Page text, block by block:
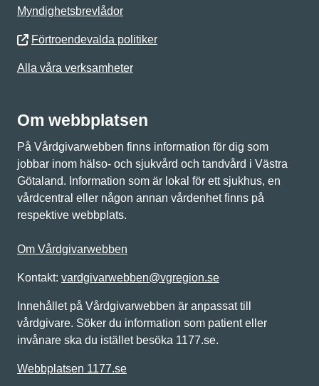
Myndighetsbrevlådor
Förtroendevalda politiker
Alla våra verksamheter
Om webbplatsen
På Vårdgivarwebben finns information för dig som
jobbar inom hälso- och sjukvård och tandvård i Västra
Götaland. Information som är lokal för ett sjukhus, en
vårdcentral eller någon annan vårdenhet finns på
respektive webbplats.
Om Vårdgivarwebben
Kontakt: vardgivarwebben@vgregion.se
Innehållet på Vårdgivarwebben är anpassat till
vårdgivare. Söker du information som patient eller
invånare ska du istället besöka 1177.se.
Webbplatsen 1177.se